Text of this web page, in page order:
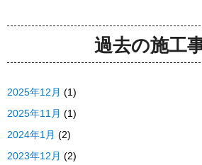
過去の施工
2025年12月 (1)
2025年11月 (1)
2024年1月 (2)
2023年12月 (2)